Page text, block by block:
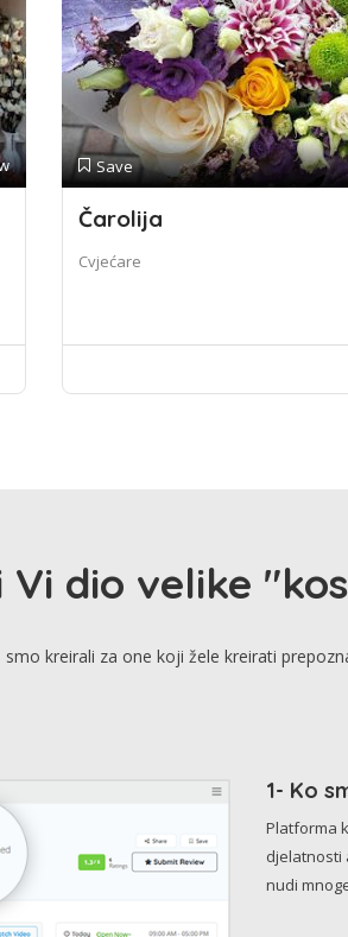
Save
Čarolija
Cvjećare
Vi dio velike
kreirali za one koji žele kreirati
1- Ko
Platforma
djelatnosti
nudi